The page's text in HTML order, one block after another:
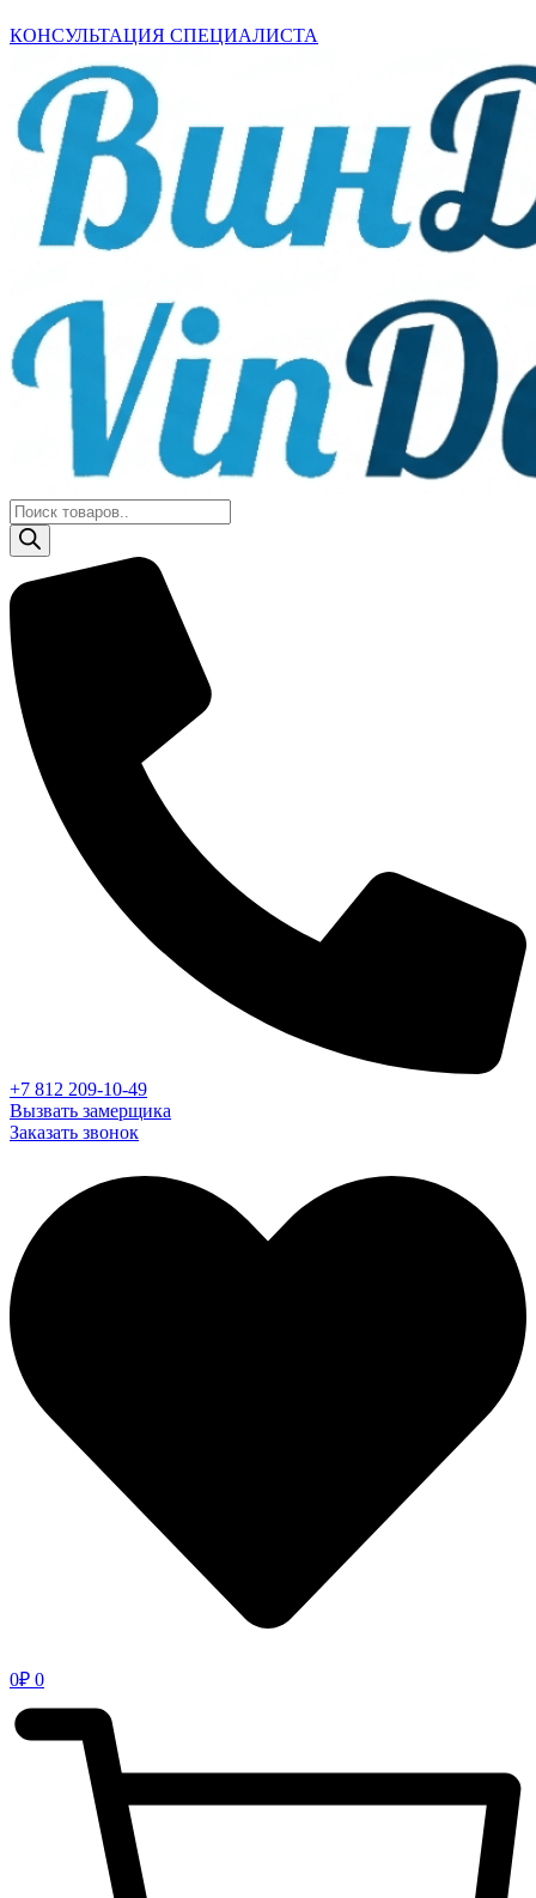
КОНСУЛЬТАЦИЯ СПЕЦИАЛИСТА
Поиск
товаров
+7 812 209-10-49
Вызвать замерщика
Заказать звонок
0₽ 0